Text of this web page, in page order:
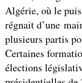
Algérie, où le
régnait d’une
plusieurs partis
Certaines
élections